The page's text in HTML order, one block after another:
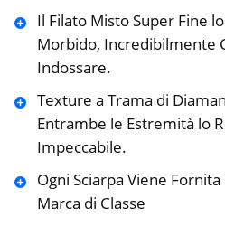
Il Filato Misto Super Fine
Morbido, Incredibilmente
Indossare.
Texture a Trama di
Entrambe le Estremità lo
Impeccabile.
Ogni Sciarpa Viene
Marca di Classe